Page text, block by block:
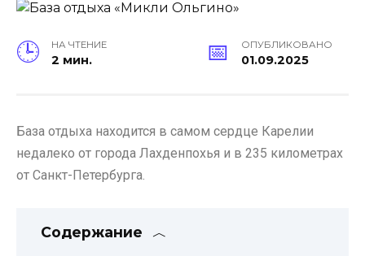
НА ЧТЕНИЕ
2 мин.
ОПУБЛИКОВАНО
01.09.2025
База отдыха находится в самом сердце Карелии
недалеко от города Лахденпохья и в 235 километрах
от Санкт-Петербурга.
Содержание